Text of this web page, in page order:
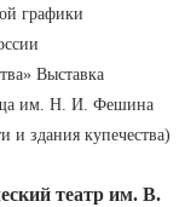
графики
Выставка
им. Н. И. Фешина
и здания купечества)
театр им. В.